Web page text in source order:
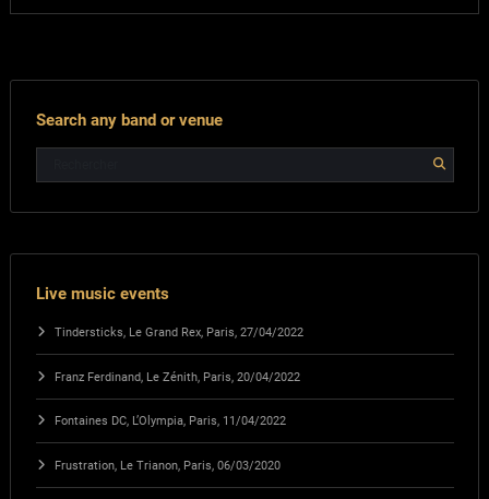
Search any band or venue
Live music events
Tindersticks, Le Grand Rex, Paris, 27/04/2022
Franz Ferdinand, Le Zénith, Paris, 20/04/2022
Fontaines DC, L’Olympia, Paris, 11/04/2022
Frustration, Le Trianon, Paris, 06/03/2020